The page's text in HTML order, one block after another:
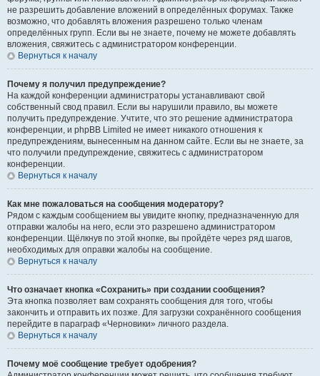
не разрешить добавление вложений в определённых форумах. Также
возможно, что добавлять вложения разрешено только членам
определённых групп. Если вы не знаете, почему не можете добавлять
вложения, свяжитесь с администратором конференции.
Вернуться к началу
Почему я получил предупреждение?
На каждой конференции администраторы устанавливают свой
собственный свод правил. Если вы нарушили правило, вы можете
получить предупреждение. Учтите, что это решение администратора
конференции, и phpBB Limited не имеет никакого отношения к
предупреждениям, вынесенным на данном сайте. Если вы не знаете, за
что получили предупреждение, свяжитесь с администратором
конференции.
Вернуться к началу
Как мне пожаловаться на сообщения модератору?
Рядом с каждым сообщением вы увидите кнопку, предназначенную для
отправки жалобы на него, если это разрешено администратором
конференции. Щёлкнув по этой кнопке, вы пройдёте через ряд шагов,
необходимых для оправки жалобы на сообщение.
Вернуться к началу
Что означает кнопка «Сохранить» при создании сообщения?
Эта кнопка позволяет вам сохранять сообщения для того, чтобы
закончить и отправить их позже. Для загрузки сохранённого сообщения
перейдите в параграф «Черновики» личного раздела.
Вернуться к началу
Почему моё сообщение требует одобрения?